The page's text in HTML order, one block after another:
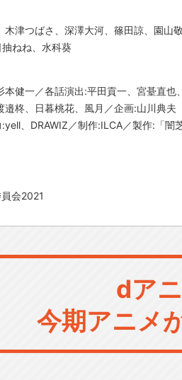
木津つばさ、深澤大河、篠田諒、園山
ねね、水科葵
本健一／各話演出:平田貢一、宮䑓直
柊、日暮桃花、風月／企画:山川典夫
:yell、DRAWIZ／制作:ILCA／製作:「闇
会2021
dア
今期アニメ